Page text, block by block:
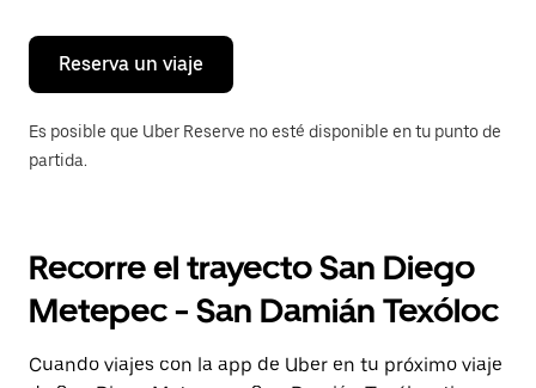
Reserva un viaje
Es posible que Uber Reserve no esté disponible en tu punto de
partida.
Recorre el trayecto San Diego
Metepec - San Damián Texóloc
Cuando viajes con la app de Uber en tu próximo viaje